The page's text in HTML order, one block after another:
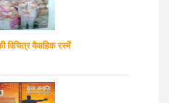
विचित्र वैवाहिक रस्में